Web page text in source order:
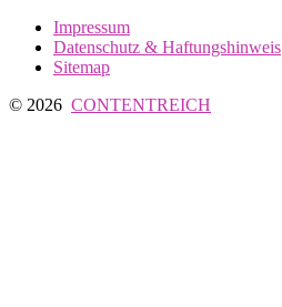
Impressum
Datenschutz & Haftungshinweis
Sitemap
© 2026 CONTENTREICH